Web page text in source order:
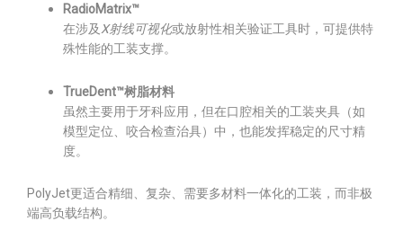
RadioMatrix™
在涉及 X射线可视化或放射性相关验证工具时，可提供特
殊性能的工装支撑。
TrueDent™树脂材料
虽然主要用于牙科应用，但在口腔相关的工装夹具（如
模型定位、咬合检查治具）中，也能发挥稳定的尺寸精
度。
PolyJet更适合精细、复杂、需要多材料一体化的工装，而非极
端高负载结构。